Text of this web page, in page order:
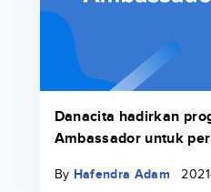
Danacita hadirkan
Ambassador untuk
By Hafendra Adam